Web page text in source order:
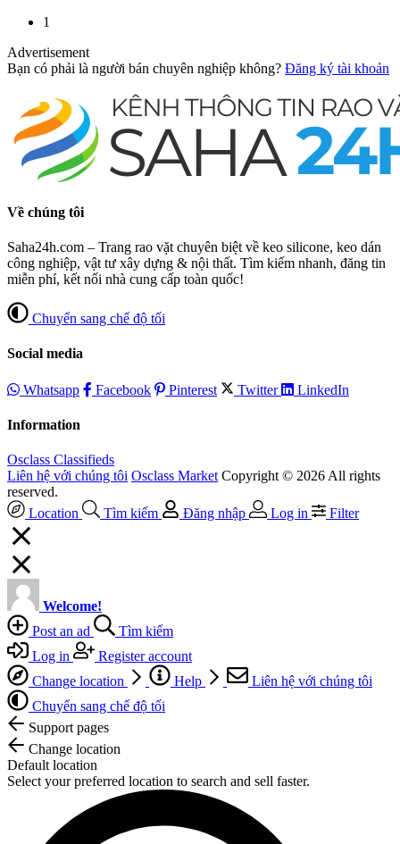
1
Advertisement
Bạn có phải là người bán chuyên nghiệp không? Đăng ký tài khoản
Về chúng tôi
Saha24h.com – Trang rao vặt chuyên biệt về keo silicone, keo dán
công nghiệp, vật tư xây dựng & nội thất. Tìm kiếm nhanh, đăng tin
miễn phí, kết nối nhà cung cấp toàn quốc!
Chuyển sang chế độ tối
Social media
Whatsapp Facebook Pinterest Twitter LinkedIn
Information
Osclass Classifieds
Liên hệ với chúng tôi Osclass Market Copyright © 2026 All rights
reserved.
Location
Tìm kiếm Đăng nhập Log in Filter
Welcome!
Post an ad
Tìm kiếm
Log in
Register account
Change location
Help
Liên hệ với chúng tôi
Chuyển sang chế độ tối
Support pages
Change location
Default location
Select your preferred location to search and sell faster.